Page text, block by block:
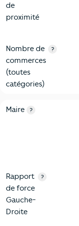
de
proximité
Nombre de
commerces
(toutes
catégories)
?
6-Politique
Critères
Maire ?
Rapport
de force
Gauche-
Droite
?